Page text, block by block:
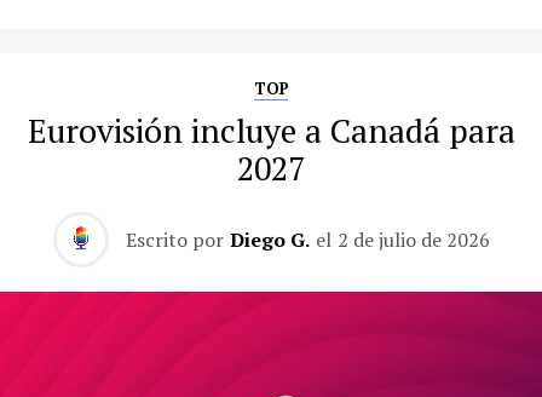
TOP
Eurovisión incluye a Canadá para
2027
Escrito por Diego G. el 2 de julio de 2026